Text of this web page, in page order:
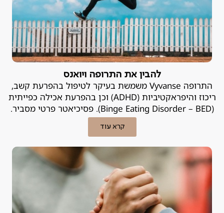
להבין את התרופה ויואנס
התרופה Vyvanse משמשת בעיקר לטיפול בהפרעת קשב,
ריכוז והיפראקטיביות (ADHD) וכן בהפרעת אכילה כפייתית
(Binge Eating Disorder – BED). פסיכיאטר פרטי מסביר.
קרא עוד